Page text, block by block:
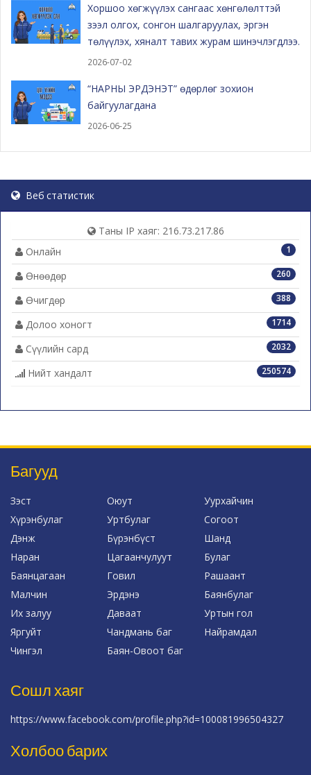
Хоршоо хөгжүүлэх сангаас хөнгөлөлттэй
зээл олгох, сонгон шалгаруулах, эргэн
төлүүлэх, хяналт тавих журам шинэчлэгдлээ.
2026-07-02
“НАРНЫ ЭРДЭНЭТ” өдөрлөг зохион
байгуулагдана
2026-06-25
Веб статистик
Таны IP хаяг: 216.73.217.86
1
Онлайн
260
Өнөөдөр
388
Өчигдөр
1714
Долоо хоногт
2032
Сүүлийн сард
250574
Нийт хандалт
Багууд
Зэст Оюут
Уурхайчин
Хүрэнбулаг
Уртбулаг
Согоот
Дэнж
Бүрэнбүст
Шанд
Наран
Цагаанчулуут
Булаг
Баянцагаан
Говил
Рашаант
Малчин
Эрдэнэ
Баянбулаг
Их залуу
Даваат
Уртын гол
Яргуйт
Чандмань баг
Найрамдал
Чингэл
Баян-Овоот баг
Сошл хаяг
https://www.facebook.com/profile.php?id=100081996504327
Холбоо барих